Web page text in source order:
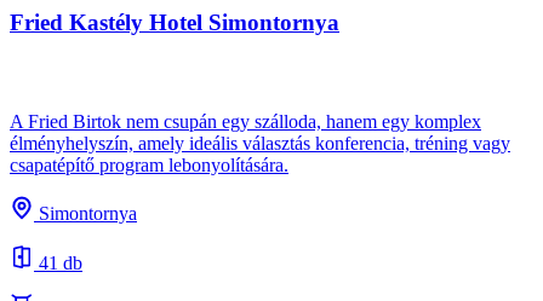
Fried Kastély Hotel Simontornya
A Fried Birtok nem csupán egy szálloda, hanem egy komplex
élményhelyszín, amely ideális választás konferencia, tréning vagy
csapatépítő program lebonyolítására.
Simontornya
41 db